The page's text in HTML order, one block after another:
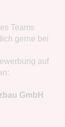
Teams
gerne bei
auf
GmbH